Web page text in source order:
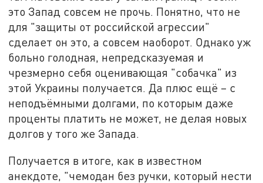
это Запад совсем не прочь. Понятно, что не
для "защиты от российской агрессии"
сделает он это, а совсем наоборот. Однако уж
больно голодная, непредсказуемая и
чрезмерно себя оценивающая "собачка" из
этой Украины получается. Да плюс ещё – с
неподъёмными долгами, по которым даже
проценты платить не может, не делая новых
долгов у того же Запада.
Получается в итоге, как в известном
анекдоте, "чемодан без ручки, который нести